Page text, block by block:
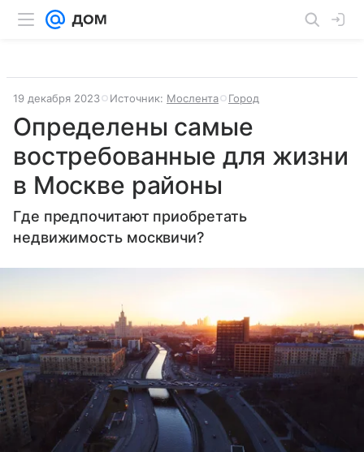
19 декабря 2023 Источник: Мослента Город
Определены самые
востребованные для жизни
в Москве районы
Где предпочитают приобретать
недвижимость москвичи?